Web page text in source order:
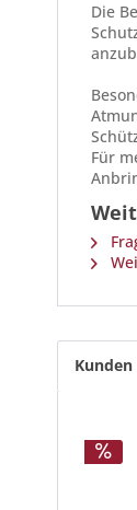
Die
Für